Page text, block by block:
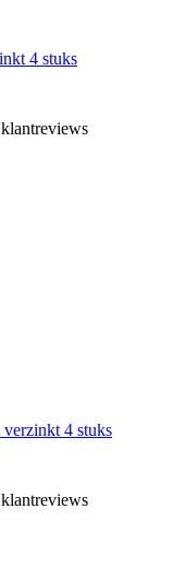
4 stuks
4 stuks